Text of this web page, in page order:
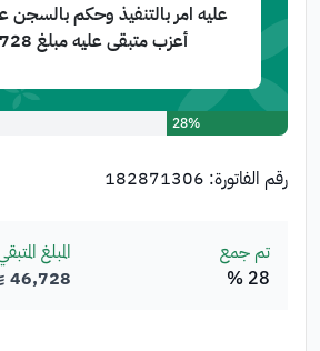
أعزب متبقى عليه مبلغ 46728 ﷼
28%
رقم الفاتورة:182871306
تم جمع
28 %
المبلغ المتبقي
46,728﷼